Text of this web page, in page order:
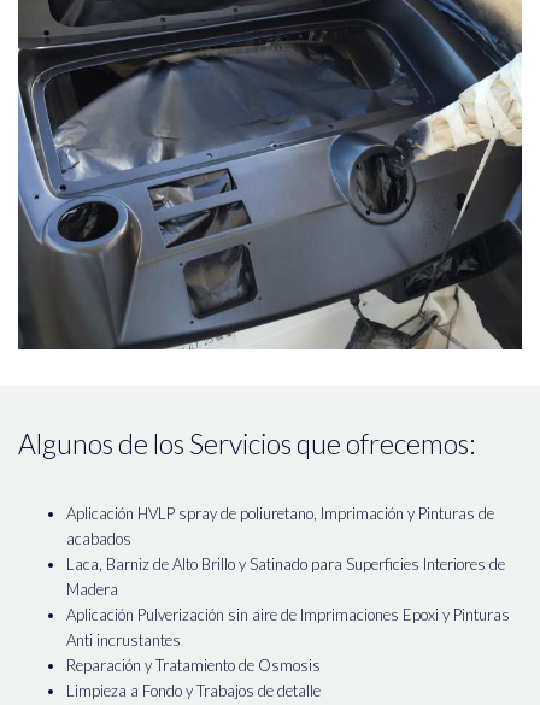
Algunos de los Servicios que ofrecemos:
Aplicación HVLP spray de poliuretano, Imprimación y Pinturas de
acabados
Laca, Barniz de Alto Brillo y Satinado para Superficies Interiores de
Madera
Aplicación Pulverización sin aire de Imprimaciones Epoxi y Pinturas
Anti incrustantes
Reparación y Tratamiento de Osmosis
Limpieza a Fondo y Trabajos de detalle